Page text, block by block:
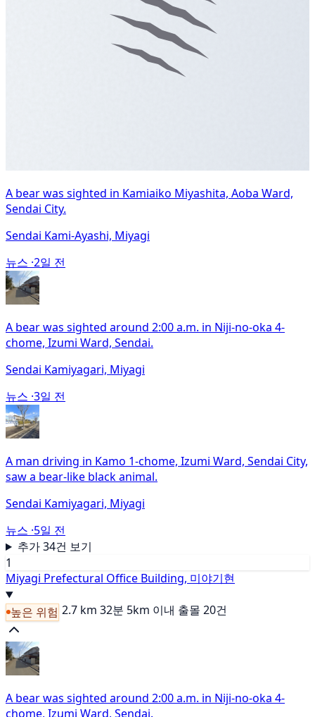
A bear was sighted in Kamiaiko Miyashita, Aoba Ward,
Sendai City.
Sendai Kami-Ayashi, Miyagi
뉴스 ·2일 전
A bear was sighted around 2:00 a.m. in Niji-no-oka 4-
chome, Izumi Ward, Sendai.
Sendai Kamiyagari, Miyagi
뉴스 ·3일 전
A man driving in Kamo 1-chome, Izumi Ward, Sendai City,
saw a bear-like black animal.
Sendai Kamiyagari, Miyagi
뉴스 ·5일 전
추가 34건 보기
1
Miyagi Prefectural Office Building, 미야기현
높은 위험 2.7 km 32분 5km 이내 출몰 20건
A bear was sighted around 2:00 a.m. in Niji-no-oka 4-
chome, Izumi Ward, Sendai.